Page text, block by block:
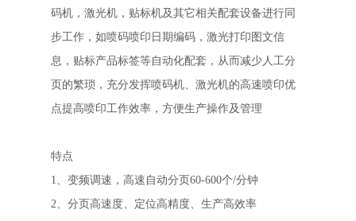
码机，激光机，贴标机及其它相关配套设备进行同
步工作，如喷码喷印日期编码，激光打印图文信
息，贴标产品标签等自动化配套，从而减少人工分
页的繁琐，充分发挥喷码机、激光机的高速喷印优
点提高喷印工作效率，方便生产操作及管理
特点
1、变频调速，高速自动分页60-600个/分钟
2、分页高速度、定位高精度、生产高效率